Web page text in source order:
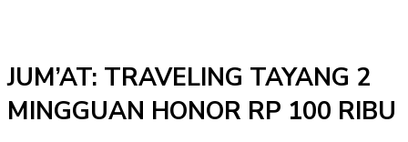
JUM’AT: TRAVELING TAYANG 2
MINGGUAN HONOR RP 100 RIBU